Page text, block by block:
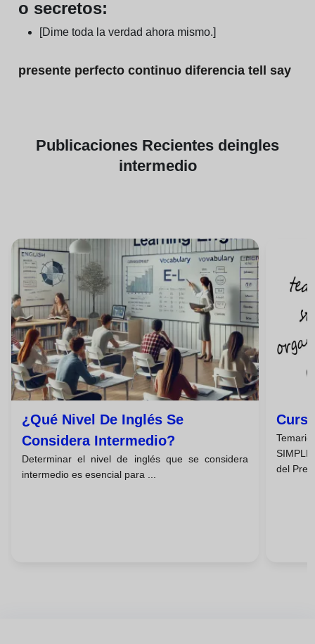
o secretos:
[Dime toda la verdad ahora mismo.]
presente perfecto continuo diferencia tell say
Publicaciones Recientes deingles
intermedio
¿qué Nivel De Inglés Se
Considera Intermedio?
Determinar el nivel de inglés que se considera
intermedio es esencial para ...
del